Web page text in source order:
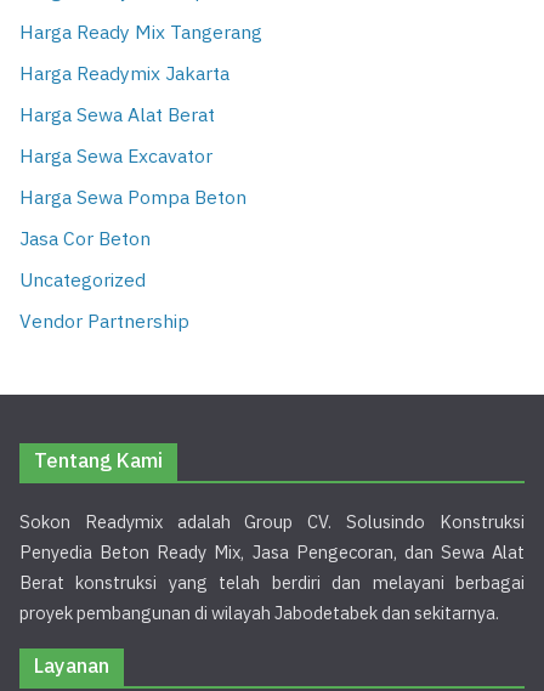
Harga Ready Mix Tangerang
Harga Readymix Jakarta
Harga Sewa Alat Berat
Harga Sewa Excavator
Harga Sewa Pompa Beton
Jasa Cor Beton
Uncategorized
Vendor Partnership
Tentang Kami
Sokon Readymix adalah Group CV. Solusindo Konstruksi
Penyedia Beton Ready Mix, Jasa Pengecoran, dan Sewa Alat
Berat konstruksi yang telah berdiri dan melayani berbagai
proyek pembangunan di wilayah Jabodetabek dan sekitarnya.
Layanan